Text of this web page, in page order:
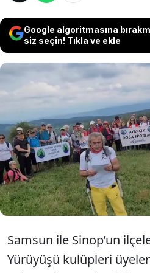
Google algoritmasına
siz seçin! Tıkla ve ekle
Sinop’un Boyabat
dönümlük alana
ihalesini geçtiğimiz
tepki gösteren
ilçelerindeki Doğa
bir araya geldi.
Samsun ile Sinop’un
Yürüyüşü kulüpleri